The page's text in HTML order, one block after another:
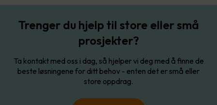
Trenger du hjelp til store eller små
prosjekter?
Ta kontakt med oss i dag, så hjelper vi deg med å finne de
beste løsningene for ditt behov - enten det er små eller
store oppdrag.